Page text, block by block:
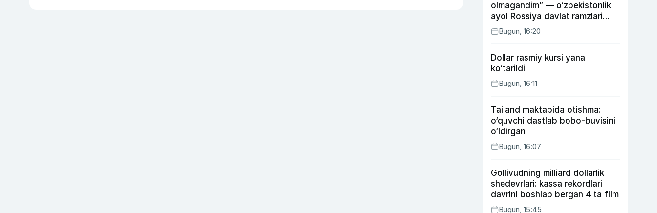
olmagandim” — o‘zbekistonlik
ayol Rossiya davlat ramzlari
tushirilgan poyandoz haqida
Bugun, 16:20
Dollar rasmiy kursi yana
ko‘tarildi
Bugun, 16:11
Tailand maktabida otishma:
o‘quvchi dastlab bobo-buvisini
o‘ldirgan
Bugun, 16:07
Gollivudning milliard dollarlik
shedevrlari: kassa rekordlari
davrini boshlab bergan 4 ta film
Bugun, 15:45